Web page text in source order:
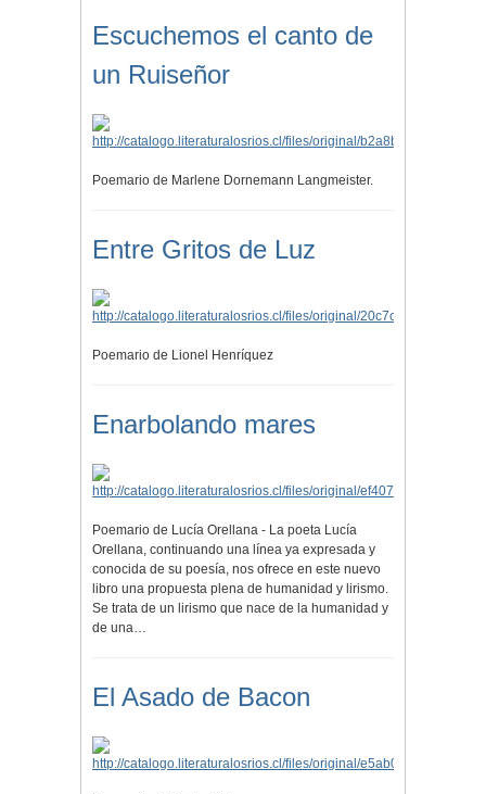
Escuchemos el canto de
un Ruiseñor
Poemario de Marlene Dornemann Langmeister.
Entre Gritos de Luz
Poemario de Lionel Henríquez
Enarbolando mares
Poemario de Lucía Orellana - La poeta Lucía
Orellana, continuando una línea ya expresada y
conocida de su poesía, nos ofrece en este nuevo
libro una propuesta plena de humanidad y lirismo.
Se trata de un lirismo que nace de la humanidad y
de una…
El Asado de Bacon